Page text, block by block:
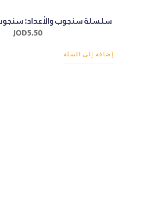
سلسلة سنجوب والأعداد:
JOD5.50
إضافة إلى السلة